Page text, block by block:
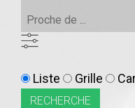
Proche
Type
d’affichage
Liste Grille
RECHERCHE